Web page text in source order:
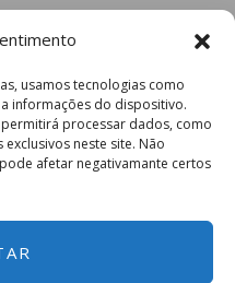
usamos tecnologias como
informações do dispositivo.
processar dados, como
neste site. Não
afetar negativamante certos